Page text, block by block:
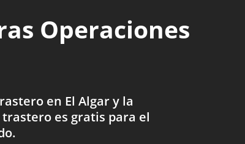
Operaciones
en El Algar y la
es gratis para el